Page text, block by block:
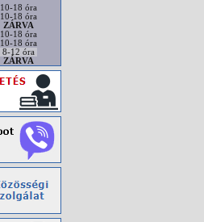
10-18 óra
10-18 óra
ZÁRVA
10-18 óra
10-18 óra
8-12 óra
ZÁRVA